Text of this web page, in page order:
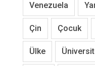
Venezuela
Çin Çocuk
Ülke